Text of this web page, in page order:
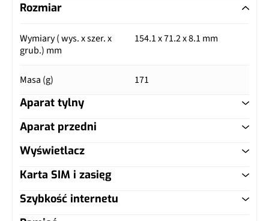
Rozmiar
Wymiary ( wys. x szer. x
grub.) mm
154.1 x 71.2 x 8.1 mm
Masa (g) 171
Aparat tylny
Główny aparat
Autofocus
Aparat przedni
Główny aparat
Matryca
Wyświetlacz
Typ ekranu
Karta SIM i zasięg
Typ karty SIM
Szybkość internetu